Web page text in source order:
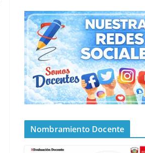
Nombramiento Docente